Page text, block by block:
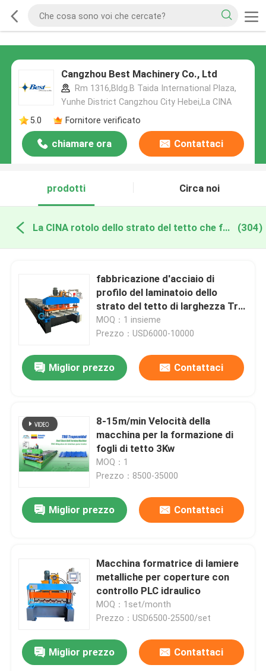
Cangzhou Best Machinery Co., Ltd
Rm 1316,Bldg.B Taida International Plaza,
Yunhe District Cangzhou City Hebei,La CINA
5.0
Fornitore verificato
chiamare ora Contattaci
prodotti Circa noi
La CINA rotolo dello strato del tetto che forma macchina (304)
fabbricazione d'acciaio di
profilo del laminatoio dello
strato del tetto di larghezza Tr4
della bobina di 1220mm
MOQ：1 insieme
Prezzo：USD6000-10000
Miglior prezzo Contattaci
8-15m/min Velocità della
macchina per la formazione di
fogli di tetto 3Kw
MOQ：1
Prezzo：8500-35000
Miglior prezzo Contattaci
Macchina formatrice di lamiere
metalliche per coperture con
controllo PLC idraulico
MOQ：1set/month
Prezzo：USD6500-25500/set
Miglior prezzo Contattaci